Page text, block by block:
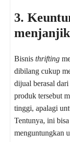
3.
Bisnis thrifting
dibilang cukup
dijual berasal dari
produk tersebut
tinggi, apalagi
Tentunya, ini
menguntungkan